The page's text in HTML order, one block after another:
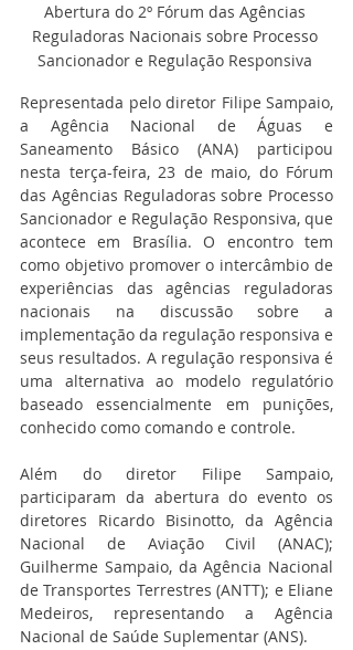
Abertura do 2º Fórum das Agências
Reguladoras Nacionais sobre Processo
Sancionador e Regulação Responsiva
Representada pelo diretor Filipe Sampaio,
a Agência Nacional de Águas e
Saneamento Básico (ANA) participou
nesta terça-feira, 23 de maio, do Fórum
das Agências Reguladoras sobre Processo
Sancionador e Regulação Responsiva, que
acontece em Brasília. O encontro tem
como objetivo promover o intercâmbio de
experiências das agências reguladoras
nacionais na discussão sobre a
implementação da regulação responsiva e
seus resultados. A regulação responsiva é
uma alternativa ao modelo regulatório
baseado essencialmente em punições,
conhecido como comando e controle.
Além do diretor Filipe Sampaio,
participaram da abertura do evento os
diretores Ricardo Bisinotto, da Agência
Nacional de Aviação Civil (ANAC);
Guilherme Sampaio, da Agência Nacional
de Transportes Terrestres (ANTT); e Eliane
Medeiros, representando a Agência
Nacional de Saúde Suplementar (ANS).